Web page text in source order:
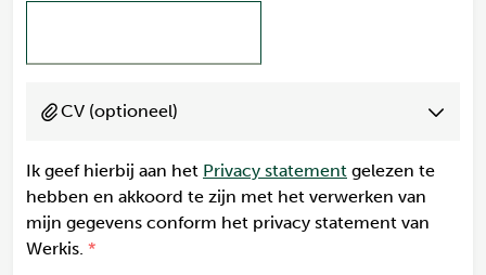
CV (optioneel)
Ik geef hierbij aan het Privacy statement gelezen te
hebben en akkoord te zijn met het verwerken van
mijn gegevens conform het privacy statement van
Werkis.